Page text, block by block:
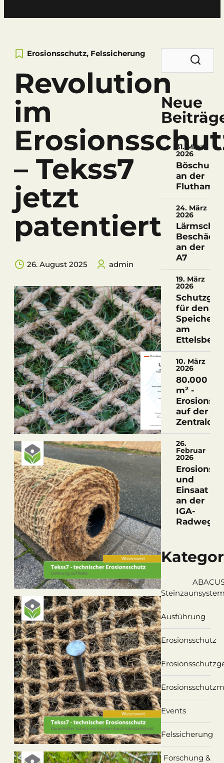
Erosionsschutz, Felssicherung
Revolution
im
– Tekss7
jetzt
patentiert
26. August 2025 admin
Neue
31. März
2026
an der
Fluthamel
24. März
2026
an der
A7
19. März
2026
für den
am
Ettelsberg
10. März
2026
80.000
m² -
auf der
26.
Februar
2026
und
Einsaat
an der
IGA-
Ausführung
Erosionsschutz
Events
Felssicherung
Forschung &